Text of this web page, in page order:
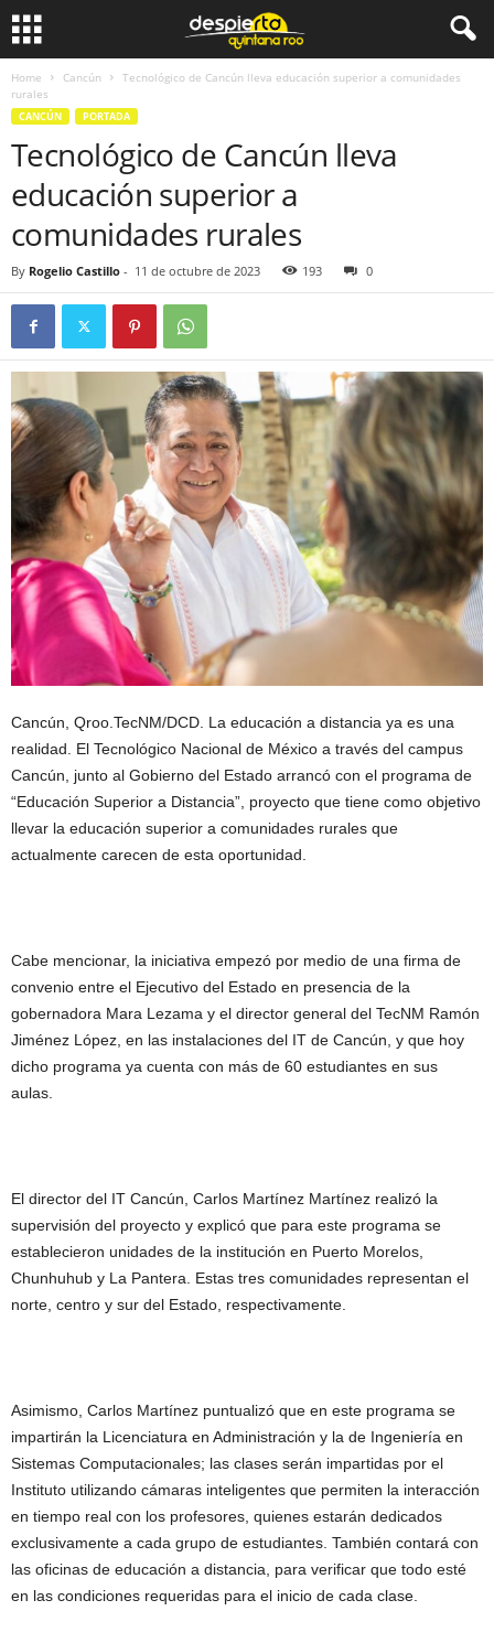
Home Cancún
Tecnológico de Cancún lleva educación superior a comunidades
rurales
CANCÚN PORTADA
Tecnológico de Cancún lleva
educación superior a
comunidades rurales
By Rogelio Castillo - 11 de octubre de 2023 193 0
Cancún, Qroo.TecNM/DCD. La educación a distancia ya es una
realidad. El Tecnológico Nacional de México a través del campus
Cancún, junto al Gobierno del Estado arrancó con el programa de
“Educación Superior a Distancia”, proyecto que tiene como objetivo
llevar la educación superior a comunidades rurales que
actualmente carecen de esta oportunidad.
Cabe mencionar, la iniciativa empezó por medio de una firma de
convenio entre el Ejecutivo del Estado en presencia de la
gobernadora Mara Lezama y el director general del TecNM Ramón
Jiménez López, en las instalaciones del IT de Cancún, y que hoy
dicho programa ya cuenta con más de 60 estudiantes en sus
aulas.
El director del IT Cancún, Carlos Martínez Martínez realizó la
supervisión del proyecto y explicó que para este programa se
establecieron unidades de la institución en Puerto Morelos,
Chunhuhub y La Pantera. Estas tres comunidades representan el
norte, centro y sur del Estado, respectivamente.
Asimismo, Carlos Martínez puntualizó que en este programa se
impartirán la Licenciatura en Administración y la de Ingeniería en
Sistemas Computacionales; las clases serán impartidas por el
Instituto utilizando cámaras inteligentes que permiten la interacción
en tiempo real con los profesores, quienes estarán dedicados
exclusivamente a cada grupo de estudiantes. También contará con
las oficinas de educación a distancia, para verificar que todo esté
en las condiciones requeridas para el inicio de cada clase.